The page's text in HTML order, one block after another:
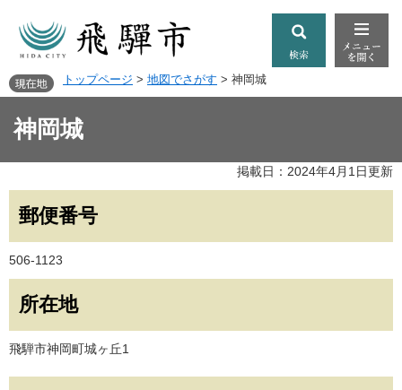
トップページ > 地図でさがす > 神岡城
神岡城
掲載日：2024年4月1日更新
郵便番号
506-1123
所在地
飛騨市神岡町城ヶ丘1